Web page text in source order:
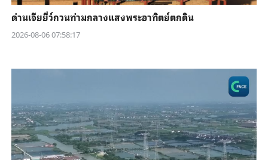
ด่านเจียยี่ว์กวนท่ามกลางแสงพระอาทิตย์ตกดิน
2026-08-06 07:58:17